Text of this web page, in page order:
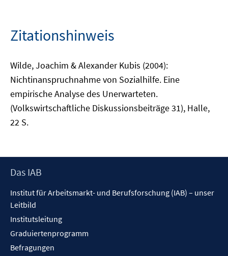
Zitationshinweis
Wilde, Joachim & Alexander Kubis (2004):
Nichtinanspruchnahme von Sozialhilfe. Eine
empirische Analyse des Unerwarteten.
(Volkswirtschaftliche Diskussionsbeiträge 31), Halle,
22 S.
Footer
Das IAB
Institut für Arbeitsmarkt- und Berufsforschung (IAB) – unser
Leitbild
Institutsleitung
Graduiertenprogramm
Befragungen